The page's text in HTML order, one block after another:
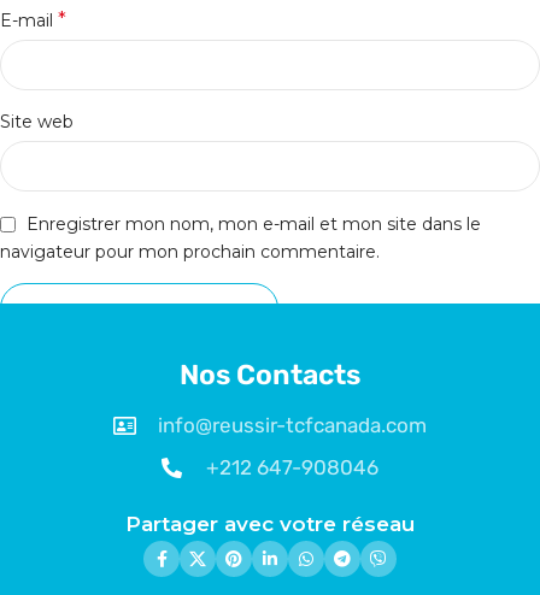
E-mail *
Site web
Enregistrer mon nom, mon e-mail et mon site dans le
navigateur pour mon prochain commentaire.
Nos Contacts
info@reussir-tcfcanada.com
+212 647-908046
Partager avec votre réseau